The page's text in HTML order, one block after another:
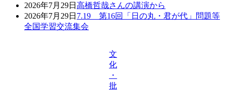
2026年7月29日 高橋哲哉さんの講演から
2026年7月29日 7.19 第16回「日の丸・君が代」問題等
全国学習交流集会
文
化
・
批